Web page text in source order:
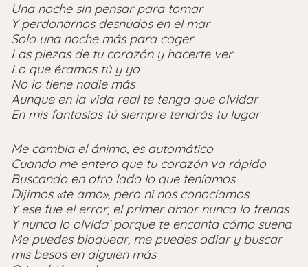
Una noche sin pensar para tomar
Y perdonarnos desnudos en el mar
Solo una noche más para coger
Las piezas de tu corazón y hacerte ver
Lo que éramos tú y yo
No lo tiene nadie más
Aunque en la vida real te tenga que olvidar
En mis fantasías tú siempre tendrás tu lugar
Me cambia el ánimo, es automático
Cuando me entero que tu corazón va rápido
Buscando en otro lado lo que teníamos
Dijimos «te amo», pero ni nos conocíamos
Y ese fue el error, el primer amor nunca lo frenas
Y nunca lo olvida’ porque te encanta cómo suena
Me puedes bloquear, me puedes odiar y buscar
mis besos en alguien más